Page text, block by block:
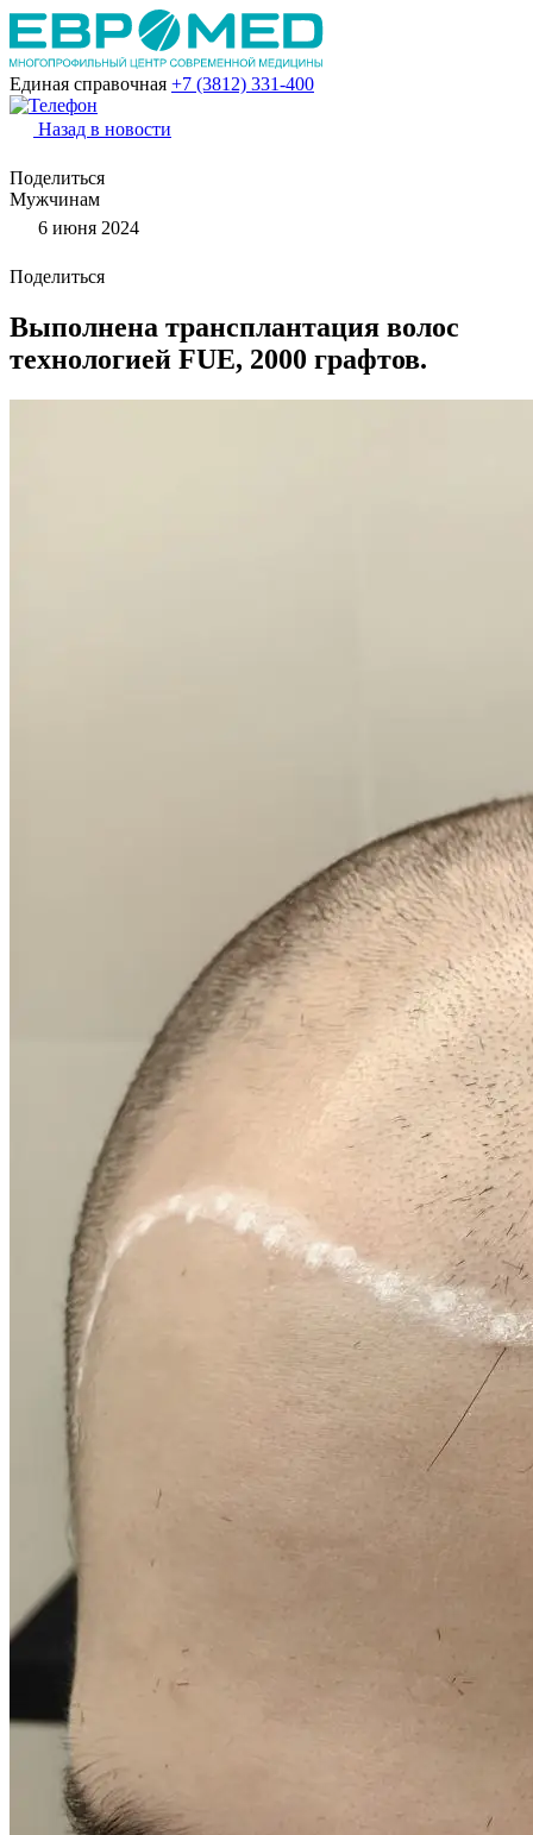
Единая справочная +7 (3812) 331-400
Назад в новости
Поделиться
Мужчинам
6 июня 2024
Поделиться
Выполнена трансплантация волос
технологией FUE, 2000 графтов.